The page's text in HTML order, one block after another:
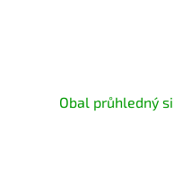
Obal průhledný